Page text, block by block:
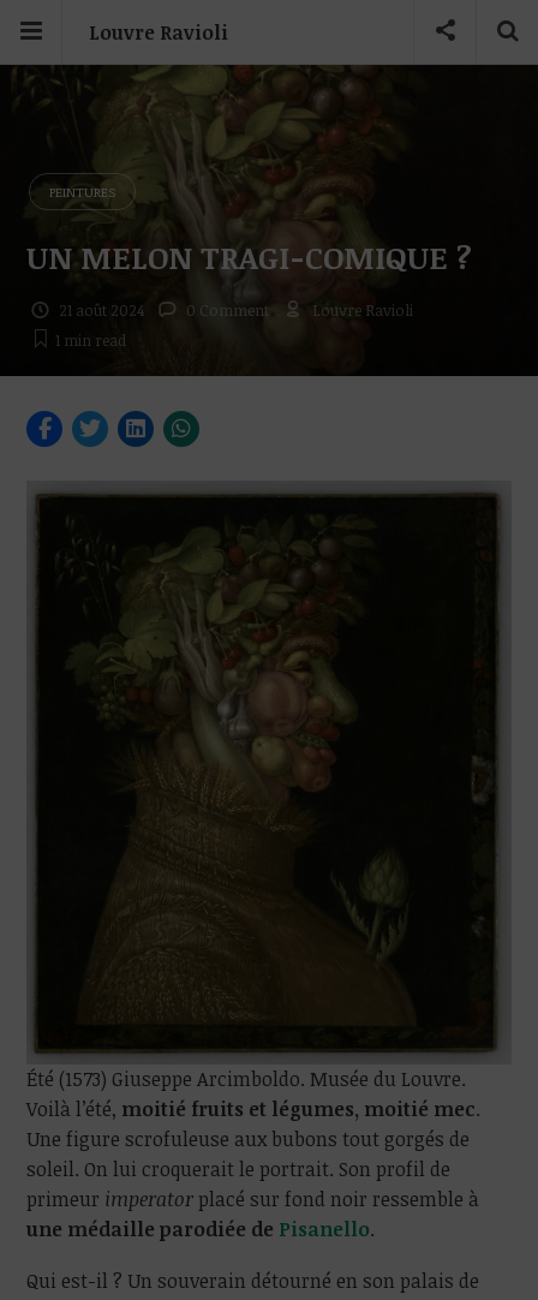
Louvre Ravioli
PEINTURES
UN MELON TRAGI-COMIQUE ?
21 août 2024 0 Comment
Louvre Ravioli
1 minread
Été (1573) Giuseppe Arcimboldo. Musée du Louvre.
Voilà l’été, moitié fruits et légumes, moitié mec.
Une figure scrofuleuse aux bubons tout gorgés de
soleil. On lui croquerait le portrait. Son profil de
primeur imperator placé sur fond noir ressemble à
une médaille parodiée de Pisanello.
Qui est-il ? Un souverain détourné en son palais de